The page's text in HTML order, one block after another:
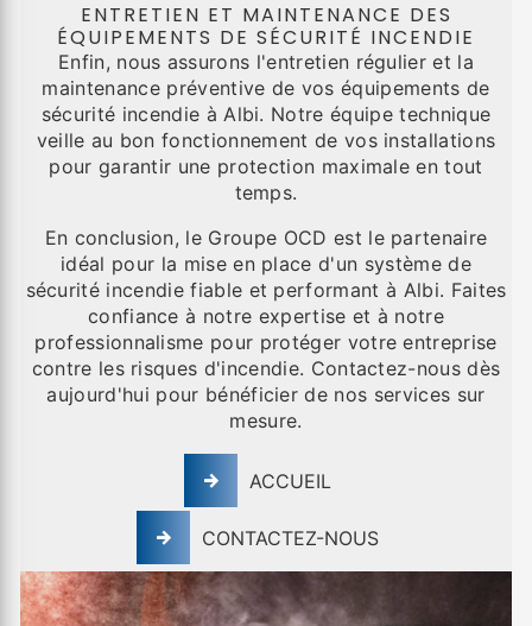
ENTRETIEN ET MAINTENANCE DES
ÉQUIPEMENTS DE SÉCURITÉ INCENDIE
Enfin, nous assurons l'entretien régulier et la
maintenance préventive de vos équipements de
sécurité incendie à Albi. Notre équipe technique
veille au bon fonctionnement de vos installations
pour garantir une protection maximale en tout
temps.
En conclusion, le Groupe OCD est le partenaire
idéal pour la mise en place d'un système de
sécurité incendie fiable et performant à Albi. Faites
confiance à notre expertise et à notre
professionnalisme pour protéger votre entreprise
contre les risques d'incendie. Contactez-nous dès
aujourd'hui pour bénéficier de nos services sur
mesure.
ACCUEIL
CONTACTEZ-NOUS